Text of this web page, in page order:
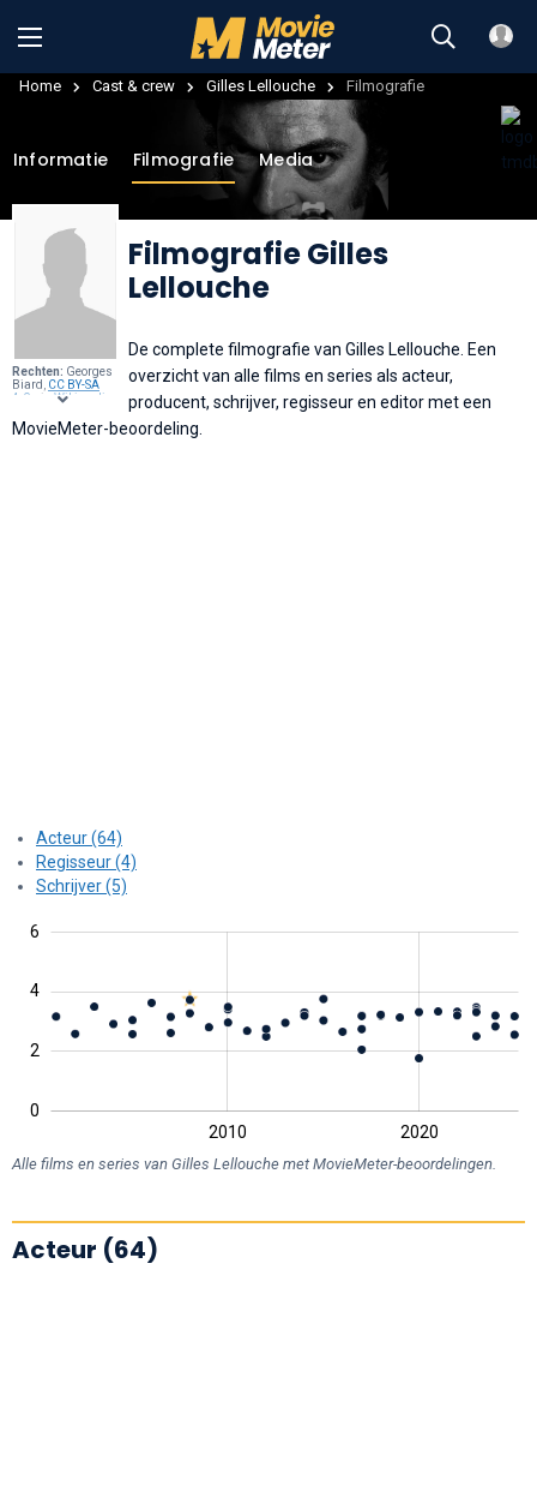
Home Cast & crew Gilles Lellouche Filmografie
Rechten: Georges
Biard, CC BY-SA
4.0 , via Wikimedia
Filmografie Gilles
Lellouche
Informatie Filmografie Media
De complete filmografie van Gilles Lellouche. Een
overzicht van alle films en series als acteur,
producent, schrijver, regisseur en editor met een
MovieMeter-beoordeling.
Acteur (64)
Regisseur (4)
Schrijver (5)
0
2
4
6
2010 2020
Alle films en series van Gilles Lellouche met MovieMeter-beoordelingen.
Acteur (64)